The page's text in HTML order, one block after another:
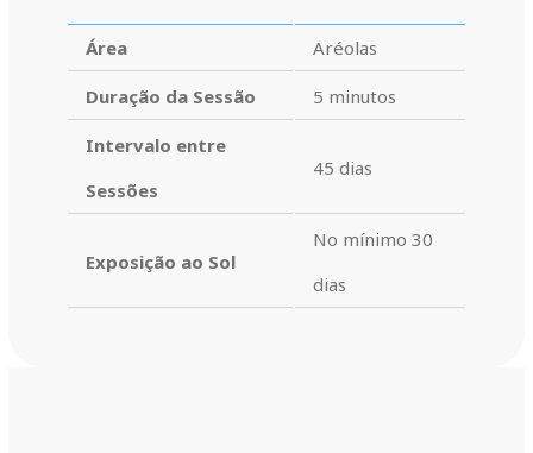
Área Aréolas
Duração da Sessão 5 minutos
Intervalo entre
Sessões
45 dias
Exposição ao Sol
No mínimo 30
dias